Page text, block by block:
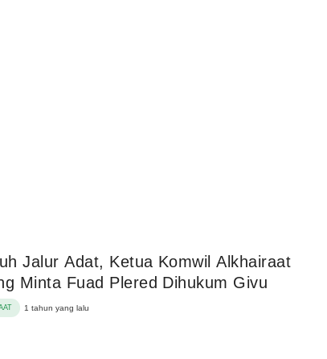
Jalur Adat, Ketua Komwil Alkhairaat
Minta Fuad Plered Dihukum Givu
1 tahun yang lalu